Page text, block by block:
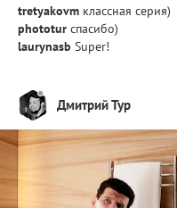
tretyakovm классная серия)
phototur спасибо)
laurynasb Super!
Дмитрий Тур